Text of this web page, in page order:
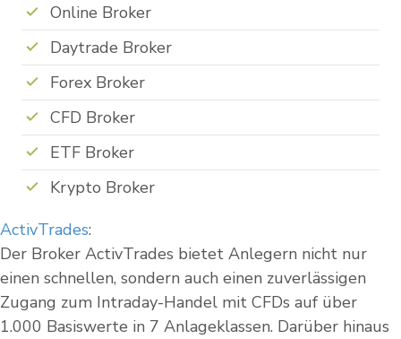
Online Broker
Daytrade Broker
Forex Broker
CFD Broker
ETF Broker
Krypto Broker
ActivTrades:
Der Broker ActivTrades bietet Anlegern nicht nur
einen schnellen, sondern auch einen zuverlässigen
Zugang zum Intraday-Handel mit CFDs auf über
1.000 Basiswerte in 7 Anlageklassen. Darüber hinaus